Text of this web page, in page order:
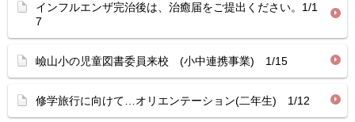
インフルエンザ完治後は、治癒届をご提出ください。1/1
7
嶮山小の児童図書委員来校 (小中連携事業) 1/15
修学旅行に向けて…オリエンテーション(二年生) 1/12